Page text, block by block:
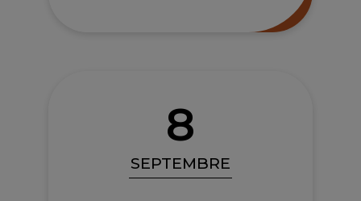
8
SEPTEMBRE